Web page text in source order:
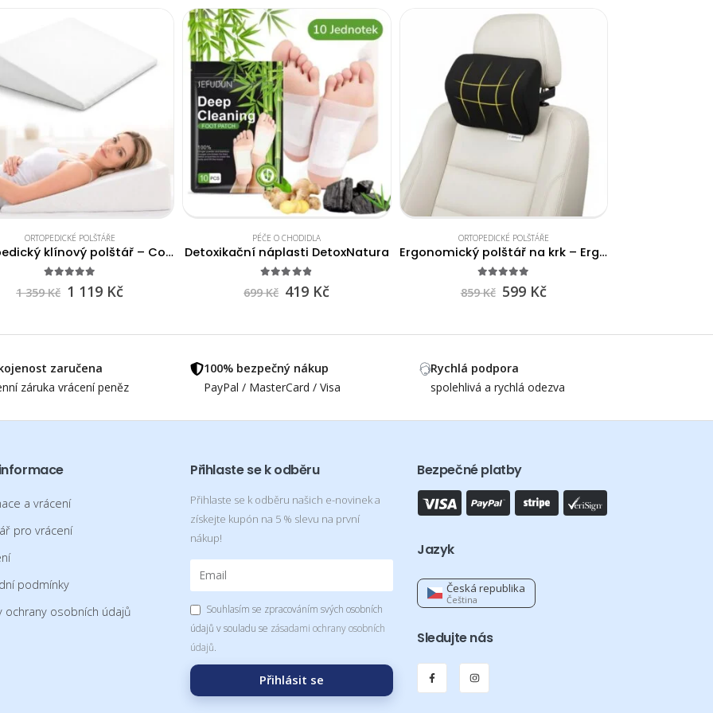
ORTOPEDICKÉ POLŠTÁŘE
Ortopedický klínový polštář – ComfortLift
out of 5
1 359Kč 1 119 Kč
PÉČE O CHODIDLA
Detoxikační náplasti DetoxNatura
out of 5
699Kč 419 Kč
ORTOPEDICKÉ POLŠTÁŘE
Ergonomický polštář na krk – ErgoLux
out of 5
859Kč 599 Kč
zaručena
záruka vrácení peněz
100% bezpečný nákup
PayPal / MasterCard / Visa
Rychlá podpora
spolehlivá a rychlá odezva
a vrácení
pro vrácení
podmínky
ochrany osobních údajů
Přihlaste se k odběru
Přihlaste se k odběru našich e-novinek a
získejte kupón na 5 % slevu na první
nákup!
Souhlasím se zpracováním svých osobních
údajů v souladu se zásadami ochrany osobních
údajů.
Přihlásit se
Bezpečné platby
Jazyk
Česká republika
Čeština
Sledujte nás